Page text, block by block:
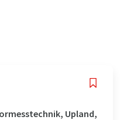
Upland,